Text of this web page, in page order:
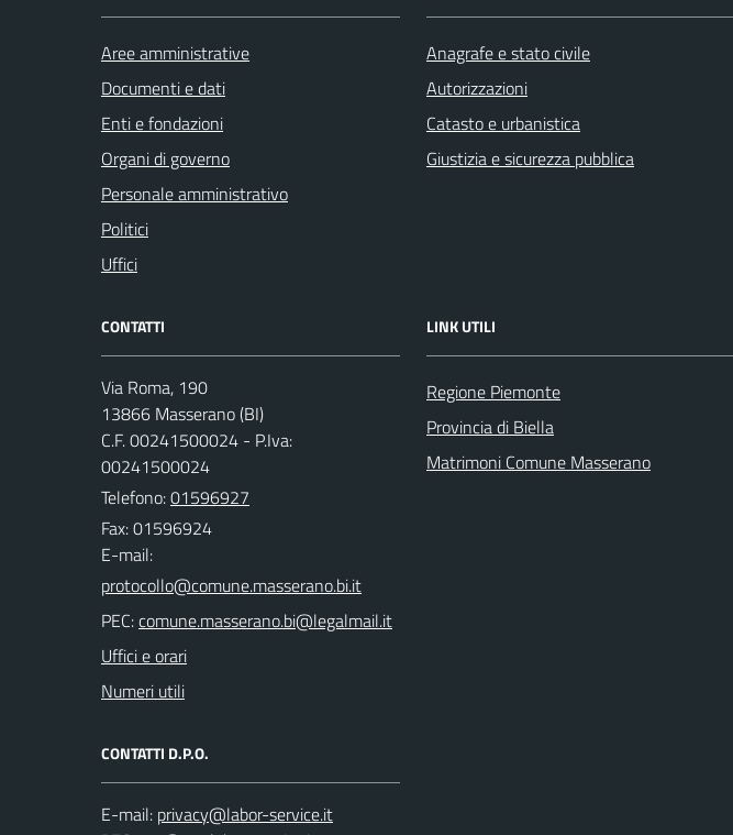
Aree amministrative
Documenti e dati
Enti e fondazioni
Organi di governo
Personale amministrativo
Politici
Uffici
Anagrafe e stato civile
Autorizzazioni
Catasto e urbanistica
Giustizia e sicurezza pubblica
CONTATTI
Via Roma, 190
13866 Masserano (BI)
C.F. 00241500024 - P.Iva:
00241500024
Telefono:01596927
Fax: 01596924
E-mail:
PEC:
Uffici e orari
Numeri utili
CONTATTI D.P.O.
E-mail:
LINK UTILI
Regione Piemonte
Provincia di Biella
Matrimoni Comune Masserano